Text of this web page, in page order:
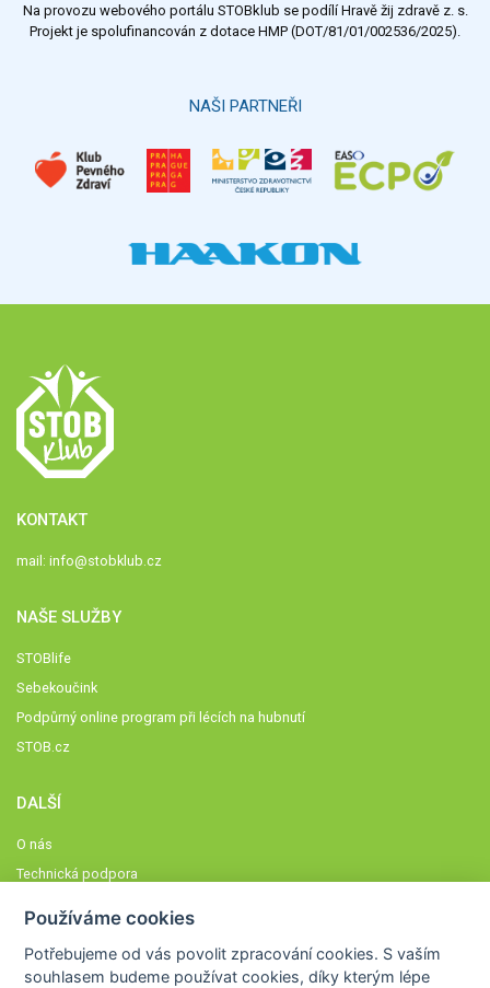
Výsledky Všechny ankety
Na provozu webového portálu STOBklub se podílí Hravě žij zdravě z. s.
Projekt je spolufinancován z dotace HMP (DOT/81/01/002536/2025).
NAŠI PARTNEŘI
KONTAKT
mail: info@stobklub.cz
NAŠE SLUŽBY
STOBlife
Sebekoučink
Podpůrný online program při lécích na hubnutí
STOB.cz
DALŠÍ
O nás
Technická podpora
Členové STOBklubu
Používáme cookies
Potřebujeme od vás povolit zpracování cookies. S vaším
souhlasem budeme používat cookies, díky kterým lépe